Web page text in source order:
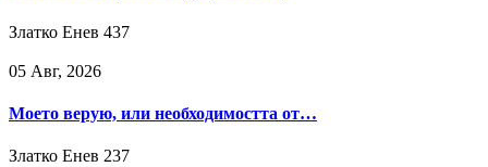
Златко Енев 437
05 Авг, 2026
Моето верую, или необходимостта от…
Златко Енев 237